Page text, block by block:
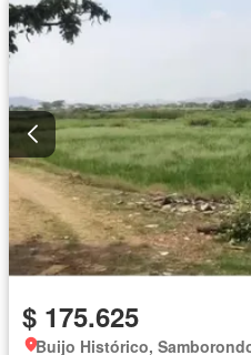
$ 175.625
Buijo Histórico,